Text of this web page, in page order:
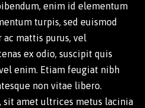
enim id elementum
turpis, sed euismod
ac mattis purus, vel
ex odio, suscipit quis
enim. Etiam feugiat nibh
non vitae libero.
sit amet ultrices metus lacinia